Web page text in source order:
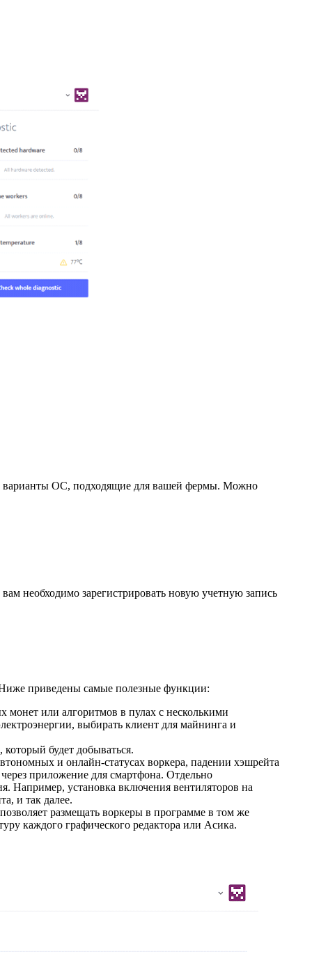
варианты ОС, подходящие для вашей фермы. Можно
необходимо зарегистрировать новую учетную запись
приведены самые полезные функции:
монет или алгоритмов в пулах с несколькими
выбирать клиент для майнинга и
будет добываться.
и онлайн-статусах воркера, падении хэшрейта
приложение для смартфона. Отдельно
Например, установка включения вентиляторов на
и так далее.
размещать воркеры в программе в том же
каждого графического редактора или Асика.